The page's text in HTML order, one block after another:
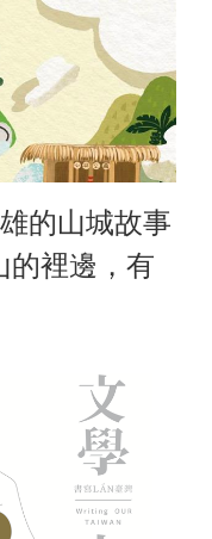
的山城故事
裡邊，有